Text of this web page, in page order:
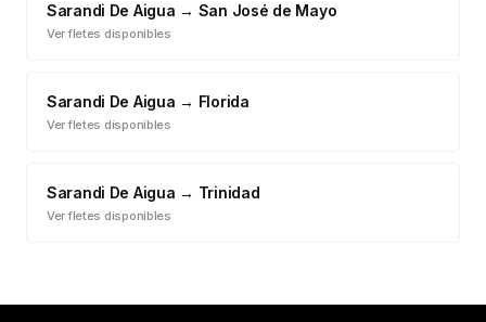
Sarandi De Aigua → San José de Mayo
Ver fletes disponibles
Sarandi De Aigua → Florida
Ver fletes disponibles
Sarandi De Aigua → Trinidad
Ver fletes disponibles